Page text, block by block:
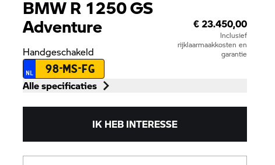
BMW R 1250 GS
Adventure
Handgeschakeld
€ 23.450,00
Inclusief
rijklaarmaakkosten en
garantie
NL 98-MS-FG
Alle specificaties
IK HEB INTERESSE